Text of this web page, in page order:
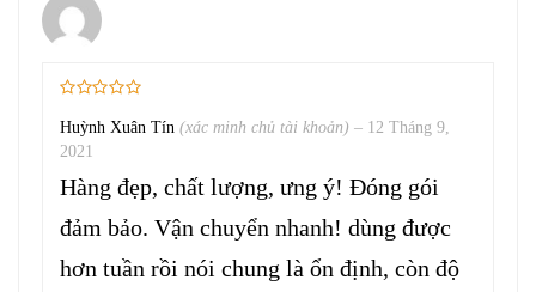
Huỳnh Xuân Tín (xác minh chủ tài khoản) – 12 Tháng 9,
2021
Hàng đẹp, chất lượng, ưng ý! Đóng gói
đảm bảo. Vận chuyển nhanh! dùng được
hơn tuần rồi nói chung là ổn định, còn độ